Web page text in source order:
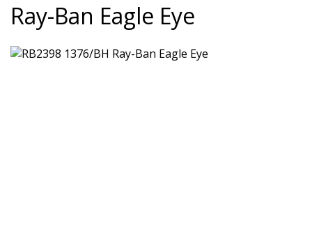
Ray-Ban Eagle Eye